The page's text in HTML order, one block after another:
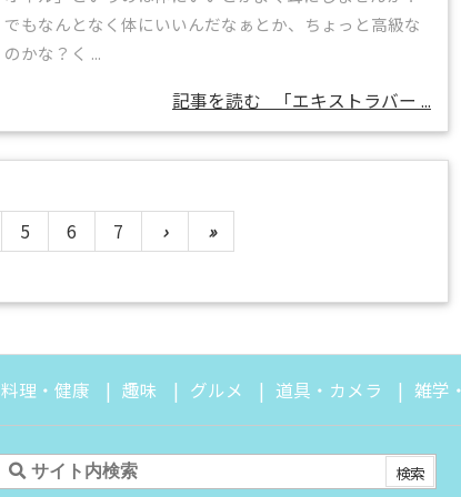
でもなんとなく体にいいんだなぁとか、ちょっと高級な
のかな？く ...
記事を読む 「エキストラバー ...
5 6 7 › »
料理・健康 趣味 グルメ 道具・カメラ 雑学